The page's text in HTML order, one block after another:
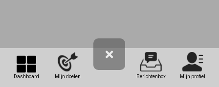
Dashboard Mijn doelen Berichtenbox Mijn profiel